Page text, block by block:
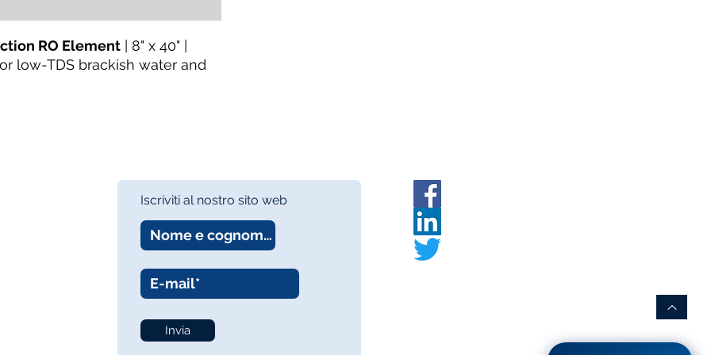
RO Element | 8" x 40" |
low-TDS brackish water and
Iscriviti al nostro sito web
Invia